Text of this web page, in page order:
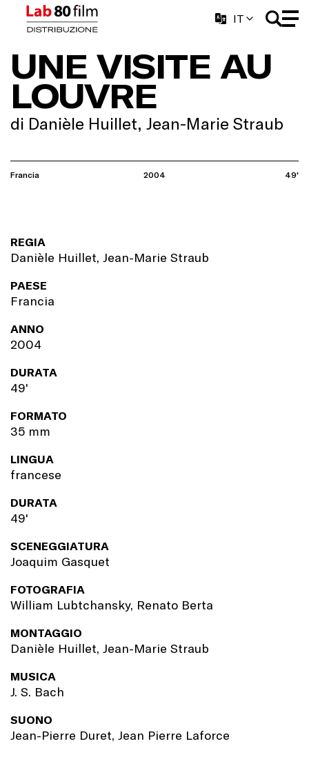
IT
UNE VISITE AU
LOUVRE
di Danièle Huillet, Jean-Marie Straub
Francia 2004 49'
REGIA
Danièle Huillet, Jean-Marie Straub
PAESE
Francia
ANNO
2004
DURATA
49'
FORMATO
35 mm
LINGUA
francese
DURATA
49'
SCENEGGIATURA
Joaquim Gasquet
FOTOGRAFIA
William Lubtchansky, Renato Berta
MONTAGGIO
Danièle Huillet, Jean-Marie Straub
MUSICA
J. S. Bach
SUONO
Jean-Pierre Duret, Jean Pierre Laforce